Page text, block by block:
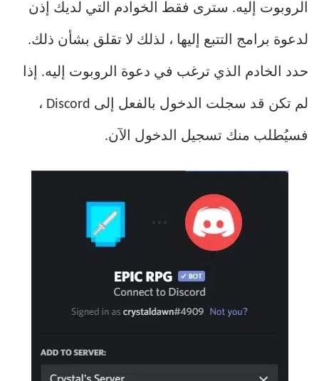
الروبوت إليه. سترى فقط الخوادم التي لديك إذن
لدعوة برامج التتبع إليها ، لذلك لا تقلق بشأن ذلك.
حدد الخادم الذي ترغب في دعوة الروبوت إليه. إذا
لم تكن قد سجلت الدخول بالفعل إلى Discord ،
فسيُطلب منك تسجيل الدخول الآن.